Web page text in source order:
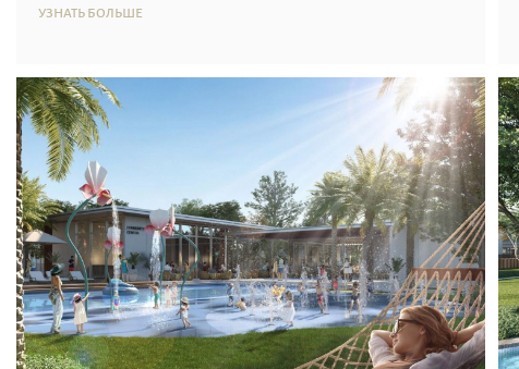
УЗНАТЬ БОЛЬШЕ